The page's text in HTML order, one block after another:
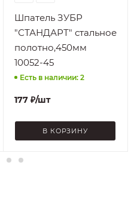
Шпатель ЗУБР
"СТАНДАРТ" стальное
полотно,450мм
10052-45
Есть в наличии: 2
177 ₽/шт
В КОРЗИНУ